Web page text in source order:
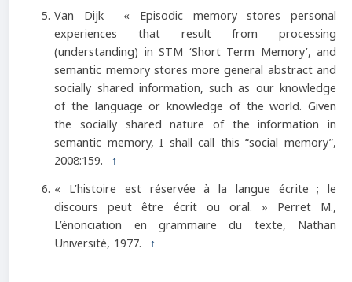
Van Dijk « Episodic memory stores personal
experiences that result from processing
(understanding) in STM ‘Short Term Memory’, and
semantic memory stores more general abstract and
socially shared information, such as our knowledge
of the language or knowledge of the world. Given
the socially shared nature of the information in
semantic memory, I shall call this “social memory”,
2008:159. ↑
« L’histoire est réservée à la langue écrite ; le
discours peut être écrit ou oral. » Perret M.,
L’énonciation en grammaire du texte, Nathan
Université, 1977. ↑